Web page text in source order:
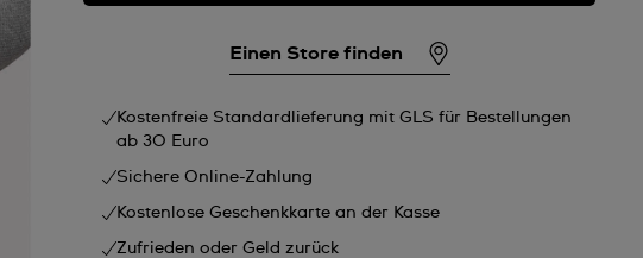
Einen Store finden
Kostenfreie Standardlieferung mit GLS für Bestellungen
ab 30 Euro
Sichere Online-Zahlung
Kostenlose Geschenkkarte an der Kasse
Zufrieden oder Geld zurück